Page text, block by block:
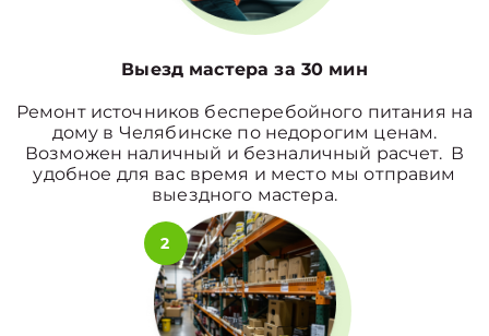
Выезд мастера за 30 мин
Ремонт источников бесперебойного питания на
дому в Челябинске по недорогим ценам.
Возможен наличный и безналичный расчет. В
удобное для вас время и место мы отправим
выездного мастера.
2